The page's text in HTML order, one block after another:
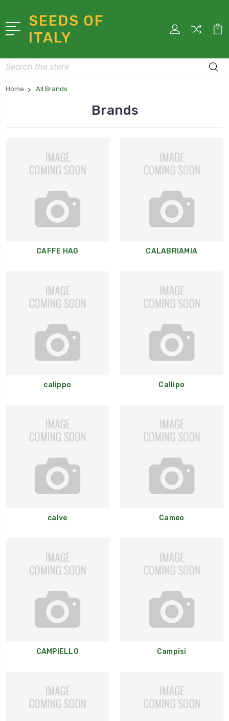
SEEDS OF
ITALY
Search
Home All Brands
Brands
CAFFE HAG CALABRIAMIA
calippo Callipo
calve Cameo
CAMPIELLO Campisi